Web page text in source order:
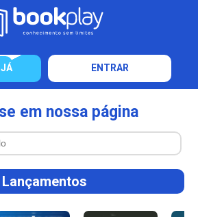
ENTRAR
em nossa página
Lançamentos